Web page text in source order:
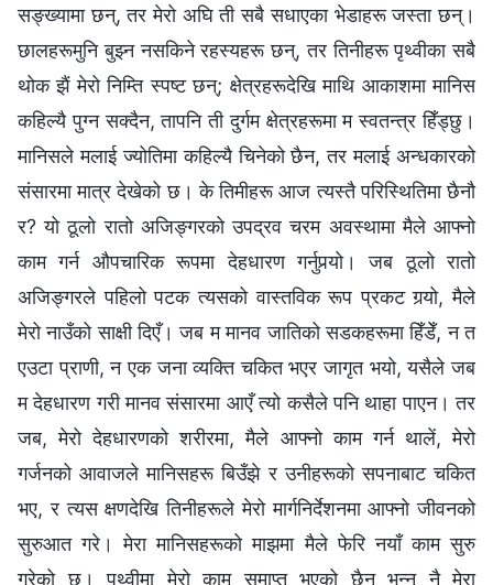
सङ्ख्यामा छन्, तर मेरो अघि ती सबै सधाएका भेडाहरू जस्ता छन्।
छालहरूमुनि बुझ्न नसकिने रहस्यहरू छन्, तर तिनीहरू पृथ्वीका सबै
थोक झैं मेरो निम्ति स्पष्ट छन्; क्षेत्रहरूदेखि माथि आकाशमा मानिस
कहिल्यै पुग्न सक्दैन, तापनि ती दुर्गम क्षेत्रहरूमा म स्वतन्त्र हिँड्छु।
मानिसले मलाई ज्योतिमा कहिल्यै चिनेको छैन, तर मलाई अन्धकारको
संसारमा मात्र देखेको छ। के तिमीहरू आज त्यस्तै परिस्थितिमा छैनौ
र? यो ठूलो रातो अजिङ्गरको उपद्रव चरम अवस्थामा मैले आफ्नो
काम गर्न औपचारिक रूपमा देहधारण गर्नुपर्‍यो। जब ठूलो रातो
अजिङ्गरले पहिलो पटक त्यसको वास्तविक रूप प्रकट गर्‍यो, मैले
मेरो नाउँको साक्षी दिएँ। जब म मानव जातिको सडकहरूमा हिँडेँ, न त
एउटा प्राणी, न एक जना व्यक्ति चकित भएर जागृत भयो, यसैले जब
म देहधारण गरी मानव संसारमा आएँ त्यो कसैले पनि थाहा पाएन। तर
जब, मेरो देहधारणको शरीरमा, मैले आफ्नो काम गर्न थालें, मेरो
गर्जनको आवाजले मानिसहरू बिउँझे र उनीहरूको सपनाबाट चकित
भए, र त्यस क्षणदेखि तिनीहरूले मेरो मार्गनिर्देशनमा आफ्नो जीवनको
सुरुआत गरे। मेरा मानिसहरूको माझमा मैले फेरि नयाँ काम सुरु
गरेको छु। पृथ्वीमा मेरो काम समाप्त भएको छैन भन्‍नु नै मेरा